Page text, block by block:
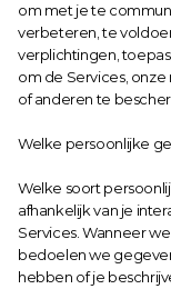
om met je te
verbeteren, te
verplichtingen,
om de Services,
of anderen te
Welke persoonlijke
Welke soort
afhankelijk van je
Services. Wanneer
bedoelen we
hebben of je